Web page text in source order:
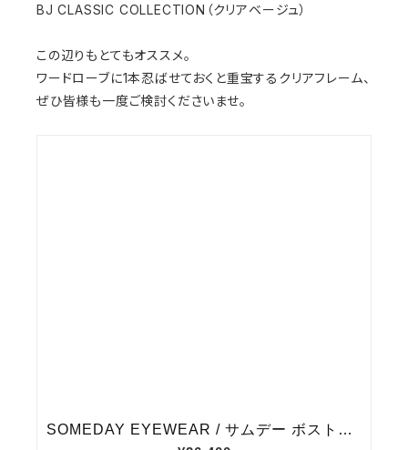
BJ CLASSIC COLLECTION（クリアベージュ）
この辺りもとてもオススメ。
ワードローブに1本忍ばせておくと重宝するクリアフレーム、
ぜひ皆様も一度ご検討くださいませ。